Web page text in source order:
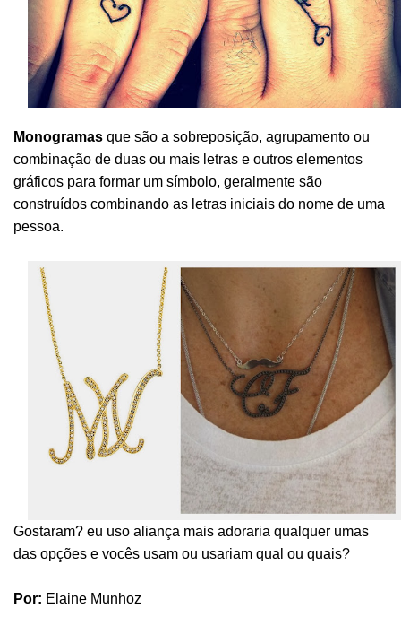
Monogramas que são a sobreposição, agrupamento ou
combinação de duas ou mais letras e outros elementos
gráficos para formar um símbolo, geralmente são
construídos combinando as letras iniciais do nome de uma
pessoa.
Gostaram? eu uso aliança mais adoraria qualquer umas
das opções e vocês usam ou usariam qual ou quais?
Por: Elaine Munhoz